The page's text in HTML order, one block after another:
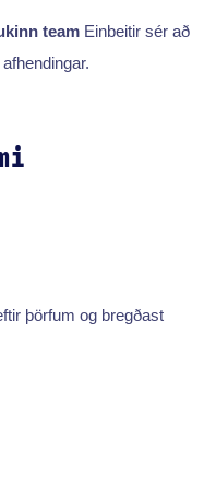
team Einbeitir sér að
þörfum og bregðast